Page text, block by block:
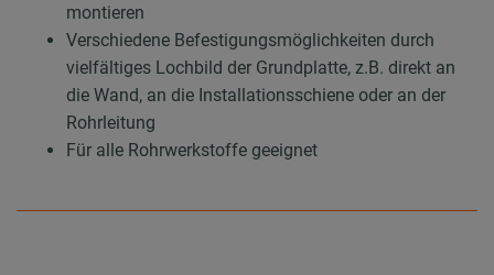
montieren
Verschiedene Befestigungsmöglichkeiten durch
vielfältiges Lochbild der Grundplatte, z.B. direkt an
die Wand, an die Installationsschiene oder an der
Rohrleitung
Für alle Rohrwerkstoffe geeignet